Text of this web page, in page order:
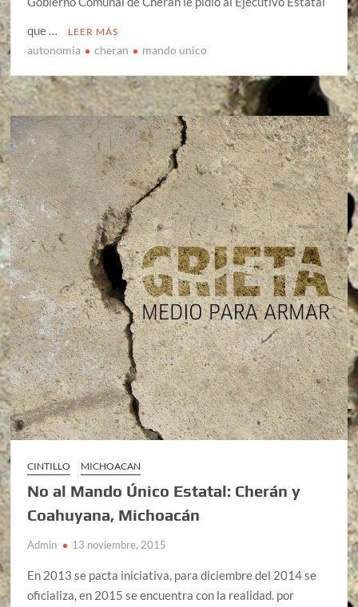
que …
LEER MÁS
autonomia cheran mando unico
CINTILLO MICHOACAN
No al Mando Único Estatal: Cherán y
Coahuyana, Michoacán
Admin 13 noviembre, 2015
En 2013 se pacta iniciativa, para diciembre del 2014 se
oficializa, en 2015 se encuentra con la realidad. por